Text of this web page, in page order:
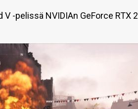
-pelissä NVIDIAn GeForce RTX